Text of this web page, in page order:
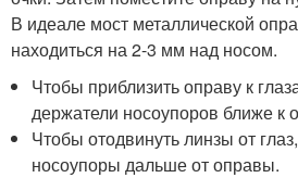
В идеале мост металлической
находиться на 2-3 мм над носом.
Чтобы приблизить оправу к
держатели носоупоров ближе к
Чтобы отодвинуть линзы от
носоупоры дальше от оправы.